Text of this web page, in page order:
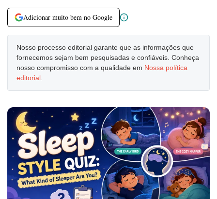
Adicionar muito bem no Google
Nosso processo editorial garante que as informações que
fornecemos sejam bem pesquisadas e confiáveis. Conheça
nosso compromisso com a qualidade em Nossa política
editorial